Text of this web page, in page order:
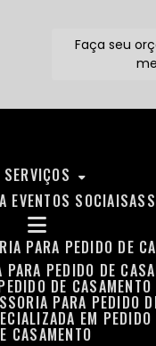
Faça seu
SERVIÇOS
EVENTOS SOCIAIS
PARA PEDIDO DE
PARA PEDIDO DE
DE
PARA PEDIDO
EM
CASAMENTO